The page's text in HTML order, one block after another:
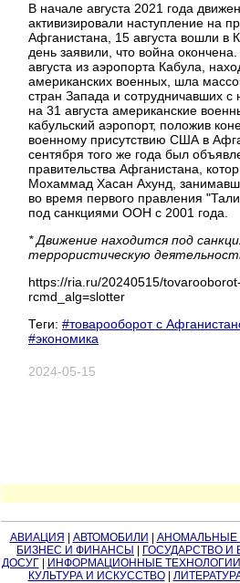
В начале августа 2021 года
активизировали наступление на
Афганистана, 15 августа вошли в
день заявили, что война
августа из аэропорта Кабула,
американских военных, шла
стран Запада и сотрудничавших
на 31 августа американские
кабульский аэропорт, положив
военному присутствию CША в
сентября того же года был
правительства Афганистана,
Мохаммад Хасан Ахунд,
во время первого правления
под санкциями ООН c 2001 года.
* Движение находится под
террористическую
https://ria.ru/20240515/
rcmd_alg=slotter
Теги: #товарооборот с
#экономика
2024-05-15
АВИАЦИЯ АВТОМОБИЛИ АНОМАЛЬНЫЕ
БИЗНЕС И ФИНАНСЫ
ГОСУДАРСТВО И
ДОСУГ| ИНФОРМАЦИОННЫЕ
КУЛЬТУРА И ИСКУССТВО|